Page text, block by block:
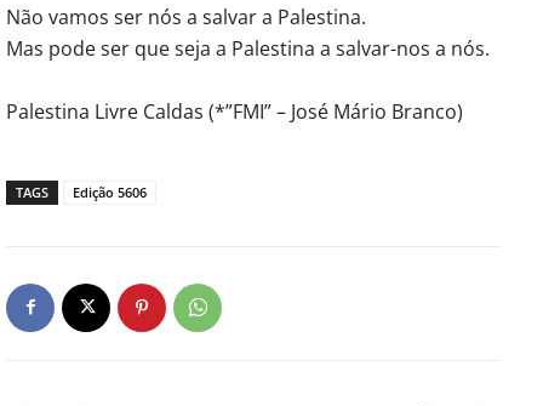
Não vamos ser nós a salvar a Palestina.
Mas pode ser que seja a Palestina a salvar-nos a nós.
Palestina Livre Caldas (*”FMI” – José Mário Branco)
TAGS Edição 5606